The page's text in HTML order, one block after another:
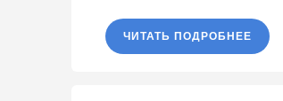
ЧИТАТЬ ПОДРОБНЕЕ